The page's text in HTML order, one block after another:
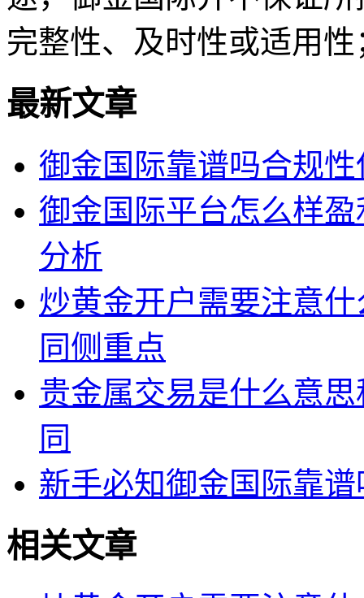
完整性、及时性或适用
最新文章
御金国际靠谱吗合规
御金国际平台怎么样
分析
炒黄金开户需要注意
同侧重点
贵金属交易是什么意
同
新手必知御金国际靠
相关文章